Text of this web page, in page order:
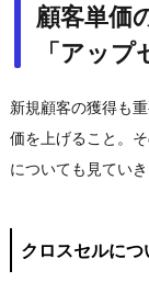
顧客単価の向上に必要な「クロスセル」
「アッ
新規顧客の獲得も
価を上げること。
についても見ていき
クロスセルにつ